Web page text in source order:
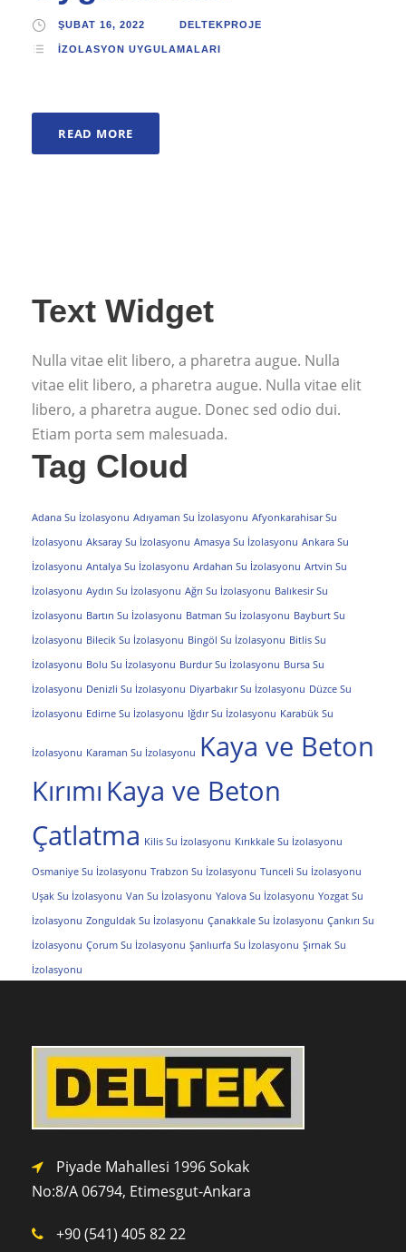
ŞUBAT 16, 2022 DELTEKPROJE
İZOLASYON UYGULAMALARI
READ MORE
Text Widget
Nulla vitae elit libero, a pharetra augue. Nulla
vitae elit libero, a pharetra augue. Nulla vitae elit
libero, a pharetra augue. Donec sed odio dui.
Etiam porta sem malesuada.
Tag Cloud
Adana Su İzolasyonu Adıyaman Su İzolasyonu Afyonkarahisar Su
İzolasyonu Aksaray Su İzolasyonu Amasya Su İzolasyonu Ankara Su
İzolasyonu Antalya Su İzolasyonu Ardahan Su İzolasyonu Artvin Su
İzolasyonu Aydın Su İzolasyonu Ağrı Su İzolasyonu Balıkesir Su
İzolasyonu Bartın Su İzolasyonu Batman Su İzolasyonu Bayburt Su
İzolasyonu Bilecik Su İzolasyonu Bingöl Su İzolasyonu Bitlis Su
İzolasyonu Bolu Su İzolasyonu Burdur Su İzolasyonu Bursa Su
İzolasyonu Denizli Su İzolasyonu Diyarbakır Su İzolasyonu Düzce Su
İzolasyonu Edirne Su İzolasyonu Iğdır Su İzolasyonu Karabük Su
İzolasyonu Karaman Su İzolasyonu Kaya ve Beton
Kırımı Kaya ve Beton
Çatlatma Kilis Su İzolasyonu Kırıkkale Su İzolasyonu
Osmaniye Su İzolasyonu Trabzon Su İzolasyonu Tunceli Su İzolasyonu
Uşak Su İzolasyonu Van Su İzolasyonu Yalova Su İzolasyonu Yozgat Su
İzolasyonu Zonguldak Su İzolasyonu Çanakkale Su İzolasyonu Çankırı Su
İzolasyonu Çorum Su İzolasyonu Şanlıurfa Su İzolasyonu Şırnak Su
İzolasyonu
Piyade Mahallesi 1996 Sokak
No:8/A 06794, Etimesgut-Ankara
+90 (541) 405 82 22